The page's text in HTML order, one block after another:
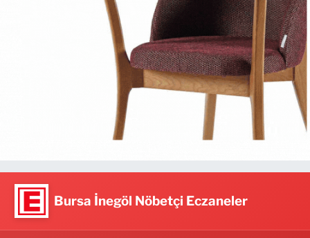
Bursa İnegöl Nöbetçi Eczaneler